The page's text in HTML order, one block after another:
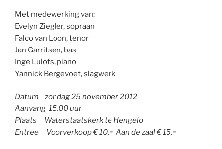
Met medewerking van:
Evelyn Ziegler, sopraan
Falco van Loon, tenor
Jan Garritsen, bas
Inge Lulofs, piano
Yannick Bergevoet, slagwerk
Datum zondag 25 november 2012
Aanvang 15.00 uur
Plaats Waterstaatskerk te Hengelo
Entree Voorverkoop € 10,= Aan de zaal € 15,=